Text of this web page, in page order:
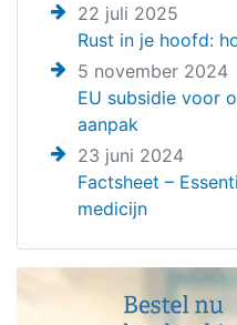
22 juli 2025
Rust in je hoofd:
5 november 2024
EU subsidie voor
aanpak
23 juni 2024
Factsheet –
medicijn